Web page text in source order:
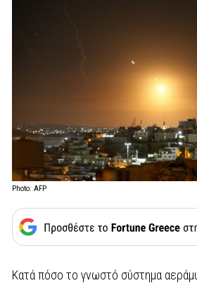
Photo: AFP
Κατά πόσο το γνωστό σύστημα